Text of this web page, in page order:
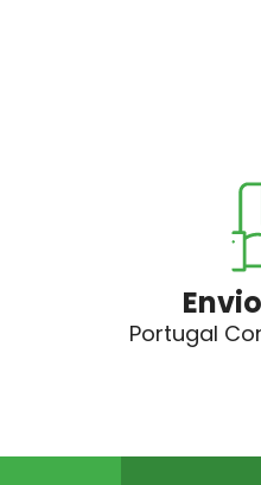
Portugal